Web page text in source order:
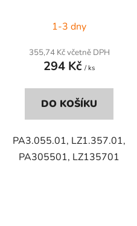
1-3 dny
355,74 Kč včetně DPH
294 Kč / ks
DO KOŠÍKU
PA3.055.01, LZ1.357.01,
PA305501, LZ135701